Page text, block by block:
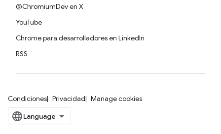
@ChromiumDev en X
YouTube
Chrome para desarrolladores en LinkedIn
RSS
Condiciones Privacidad Manage cookies